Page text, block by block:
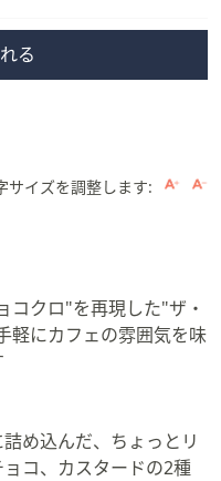
る
サイズを調整します:
コクロ"を再現した"ザ・
軽にカフェの雰囲気を味
め込んだ、ちょっとリ
コ、カスタードの2種